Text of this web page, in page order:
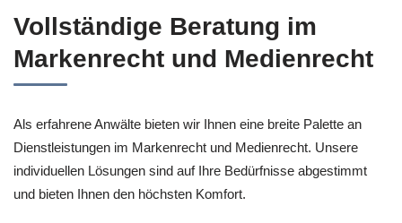
Vollständige Beratung im
Markenrecht und Medienrecht
Als erfahrene Anwälte bieten wir Ihnen eine breite Palette an
Dienstleistungen im Markenrecht und Medienrecht. Unsere
individuellen Lösungen sind auf Ihre Bedürfnisse abgestimmt
und bieten Ihnen den höchsten Komfort.